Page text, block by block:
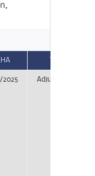
2025 Adjudicación